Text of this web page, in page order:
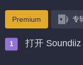
Premium 专
打开 Soundiiz